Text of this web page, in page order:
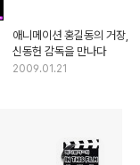
애니메이션 홍길동의 거장,
신동헌 감독을 만나다
2009.01.21